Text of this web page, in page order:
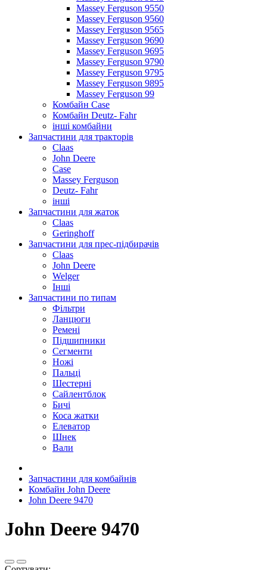
Massey Ferguson 9550
Massey Ferguson 9560
Massey Ferguson 9565
Massey Ferguson 9690
Massey Ferguson 9695
Massey Ferguson 9790
Massey Ferguson 9795
Massey Ferguson 9895
Massey Ferguson 99
Комбайн Case
Комбайн Deutz- Fahr
інші комбайни
Запчастини для тракторів
Claas
John Deere
Case
Massey Ferguson
Deutz- Fahr
інші
Запчастини для жаток
Claas
Geringhoff
Запчастини для прес-підбирачів
Claas
John Deere
Welger
Інші
Запчастини по типам
Фільтри
Ланцюги
Ремені
Підшипники
Сегменти
Ножі
Пальці
Шестерні
Сайлентблок
Бичі
Коса жатки
Елеватор
Шнек
Вали
Запчастини для комбайнів
Комбайн John Deere
John Deere 9470
John Deere 9470